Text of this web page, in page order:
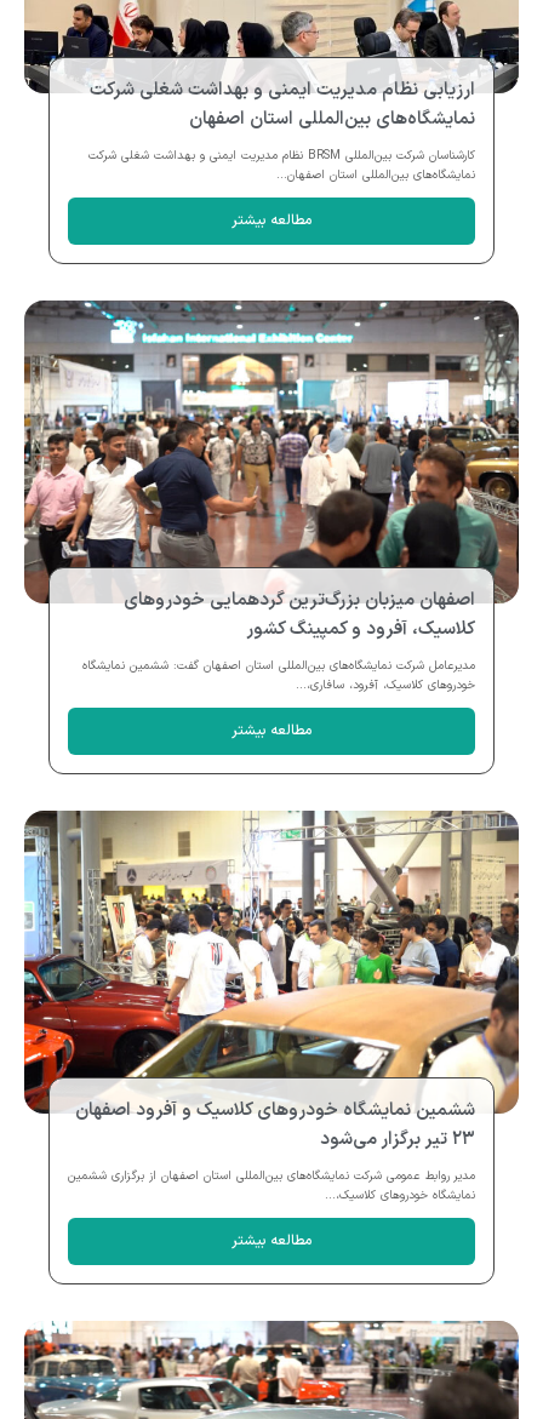
ارزیابی نظام مدیریت ایمنی و بهداشت شغلی شرکت
نمایشگاه‌های بین‌المللی استان اصفهان
کارشناسان شرکت بین‌المللی BRSM نظام مدیریت ایمنی و بهداشت شغلی شرکت
نمایشگاه‌های بین‌المللی استان اصفهان...
مطالعه بیشتر
اصفهان میزبان بزرگ‌ترین گردهمایی خودروهای
کلاسیک، آفرود و کمپینگ کشور
مدیرعامل شرکت نمایشگاه‌های بین‌المللی استان اصفهان گفت: ششمین نمایشگاه
خودروهای کلاسیک، آفرود، سافاری،...
مطالعه بیشتر
ششمین نمایشگاه خودروهای کلاسیک و آفرود اصفهان
۲۳ تیر برگزار می‌شود
مدیر روابط عمومی شرکت نمایشگاه‌های بین‌المللی استان اصفهان از برگزاری ششمین
نمایشگاه خودروهای کلاسیک،...
مطالعه بیشتر